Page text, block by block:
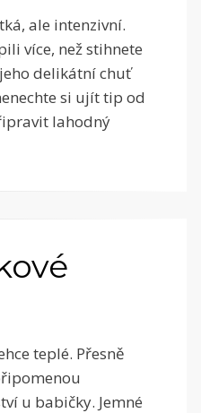
ale intenzivní.
více, než stihnete
delikátní chuť
si ujít tip od
lahodný
teplé. Přesně
u babičky. Jemné